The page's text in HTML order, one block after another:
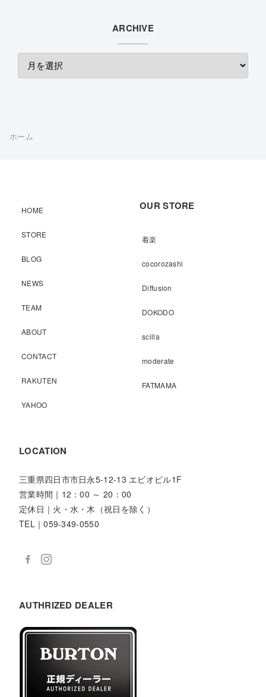
ARCHIVE
ホーム
HOME
STORE
BLOG
NEWS
TEAM
ABOUT
CONTACT
RAKUTEN
YAHOO
OUR STORE
着楽
cocorozashi
Diffusion
DOKODO
scilla
moderate
FATMAMA
LOCATION
三重県四日市市日永5-12-13 エビオビル1F
営業時間｜12：00 ～ 20：00
定休日｜火・水・木（祝日を除く）
TEL｜059-349-0550
AUTHRIZED DEALER